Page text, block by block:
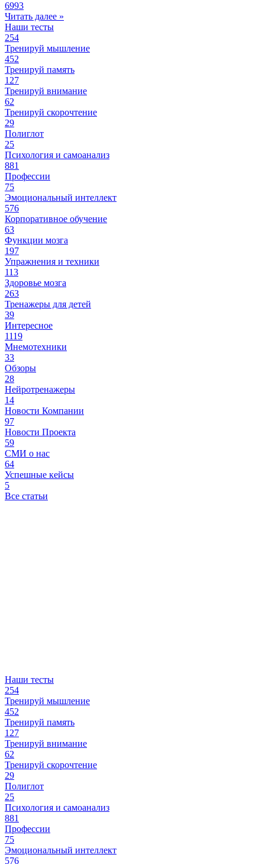
6993
Читать далее »
Наши тесты
254
Тренируй мышление
452
Тренируй память
127
Тренируй внимание
62
Тренируй скорочтение
29
Полиглот
25
Психология и самоанализ
881
Профессии
75
Эмоциональный интеллект
576
Корпоративное обучение
63
Функции мозга
197
Упражнения и техники
113
Здоровье мозга
263
Тренажеры для детей
39
Интересное
1119
Мнемотехники
33
Обзоры
28
Нейротренажеры
14
Новости Компании
97
Новости Проекта
59
СМИ о нас
64
Успешные кейсы
5
Все статьи
Наши тесты
254
Тренируй мышление
452
Тренируй память
127
Тренируй внимание
62
Тренируй скорочтение
29
Полиглот
25
Психология и самоанализ
881
Профессии
75
Эмоциональный интеллект
576